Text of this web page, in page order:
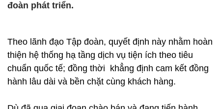
đoàn phát triển.
Theo lãnh đạo Tập đoàn, quyết định này nhằm hoàn
thiện hệ thống hạ tầng dịch vụ tiện ích theo tiêu
chuẩn quốc tế; đồng thời khẳng định cam kết đồng
hành lâu dài và bền chặt cùng khách hàng.